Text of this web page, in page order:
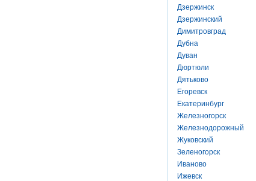
Дзержинск
Дзержинский
Димитровград
Дубна
Дуван
Дюртюли
Дятьково
Егоревск
Екатеринбург
Железногорск
Железнодорожный
Жуковский
Зеленогорск
Иваново
Ижевск